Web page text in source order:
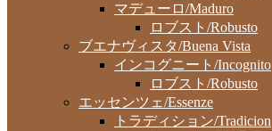
マデューロ/Maduro
ロブスト/Robusto
ブエナヴィスタ/Buena Vista
インコグニート/Incognito
ロブスト/Robusto
エッセンツェ/Essenze
トラディション/Tradicion